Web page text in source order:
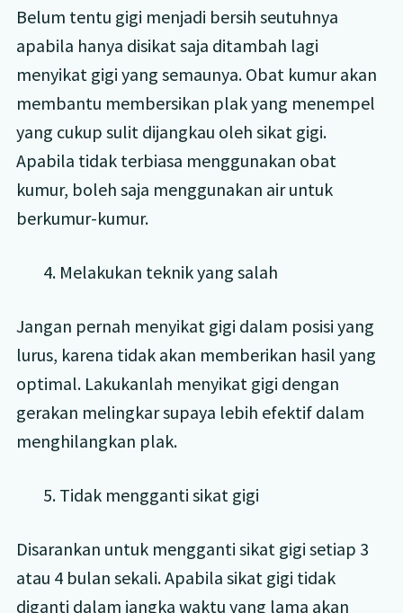
Belum tentu gigi menjadi bersih seutuhnya
apabila hanya disikat saja ditambah lagi
menyikat gigi yang semaunya. Obat kumur akan
membantu membersikan plak yang menempel
yang cukup sulit dijangkau oleh sikat gigi.
Apabila tidak terbiasa menggunakan obat
kumur, boleh saja menggunakan air untuk
berkumur-kumur.
4. Melakukan teknik yang salah
Jangan pernah menyikat gigi dalam posisi yang
lurus, karena tidak akan memberikan hasil yang
optimal. Lakukanlah menyikat gigi dengan
gerakan melingkar supaya lebih efektif dalam
menghilangkan plak.
5. Tidak mengganti sikat gigi
Disarankan untuk mengganti sikat gigi setiap 3
atau 4 bulan sekali. Apabila sikat gigi tidak
diganti dalam jangka waktu yang lama akan